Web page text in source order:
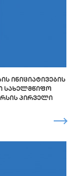
ᲘᲜᲘᲪᲘᲐᲢᲘᲕᲔᲑᲘᲡ
ᲡᲐᲮᲔᲚᲛᲬᲘᲤᲝ
ᲞᲘᲠᲕᲔᲚᲘ